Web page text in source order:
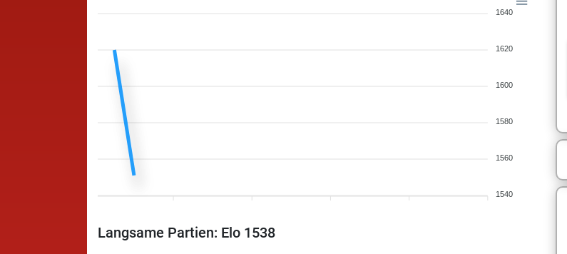
1640
1620
1600
1580
1560
1540
Langsame Partien: Elo 1538